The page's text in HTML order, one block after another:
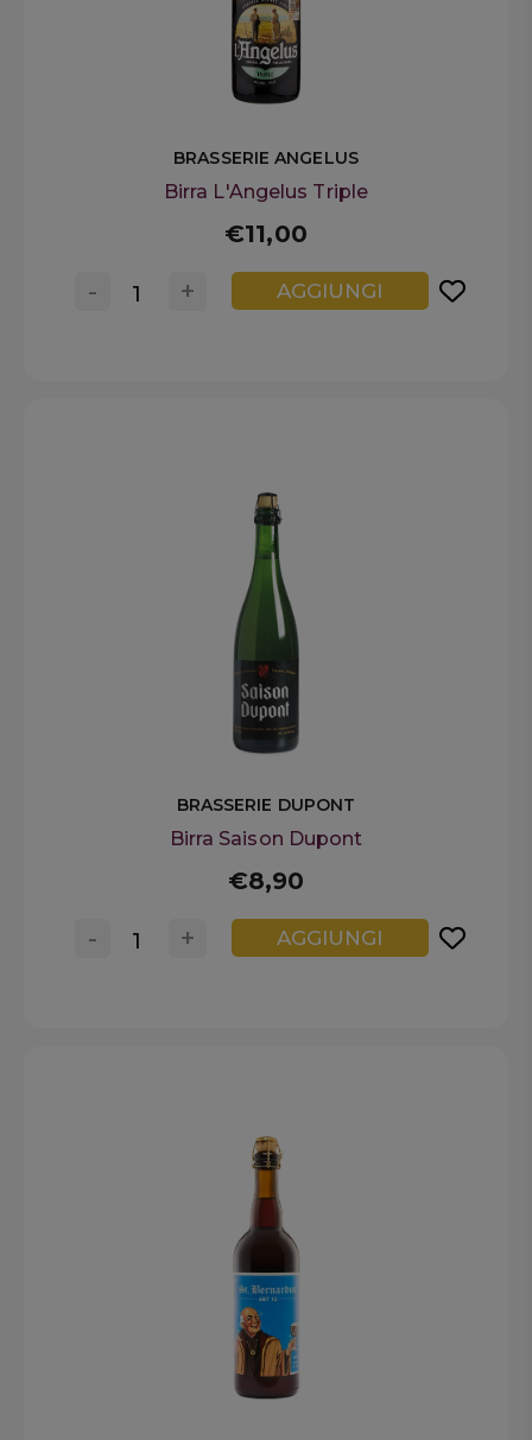
BRASSERIE ANGELUS
Birra L'Angelus Triple
€11,00
+
- AGGIUNGI
BRASSERIE DUPONT
Birra Saison Dupont
€8,90
+
- AGGIUNGI